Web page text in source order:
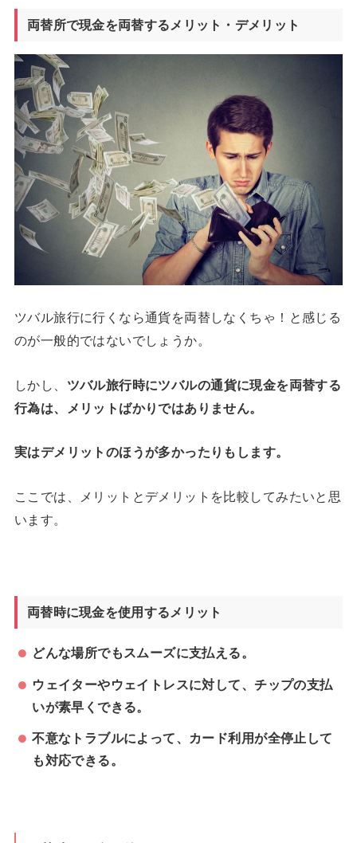
両替所で現金を両替するメリット・デメリット
ツバル旅行に行くなら通貨を両替しなくちゃ！と感じる
のが一般的ではないでしょうか。
しかし、 ツバル旅行時にツバルの通貨に現金を両替する
行為は、メリットばかりではありません。
実はデメリットのほうが多かったりもします。
ここでは、メリットとデメリットを比較してみたいと思
います。
両替時に現金を使用するメリット
どんな場所でもスムーズに支払える。
ウェイターやウェイトレスに対して、チップの支払
いが素早くできる。
不意なトラブルによって、カード利用が全停止して
も対応できる。